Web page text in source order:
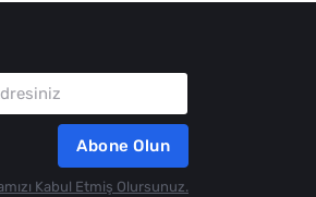
Abone Olun
Kabul Etmiş Olursunuz.